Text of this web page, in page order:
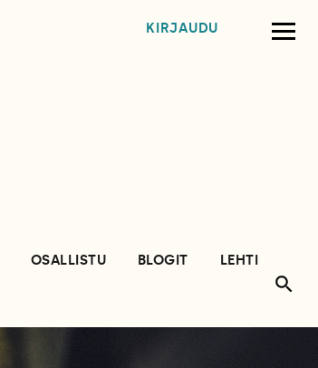
KIRJAUDU
OSALLISTU BLOGIT
LEHTI